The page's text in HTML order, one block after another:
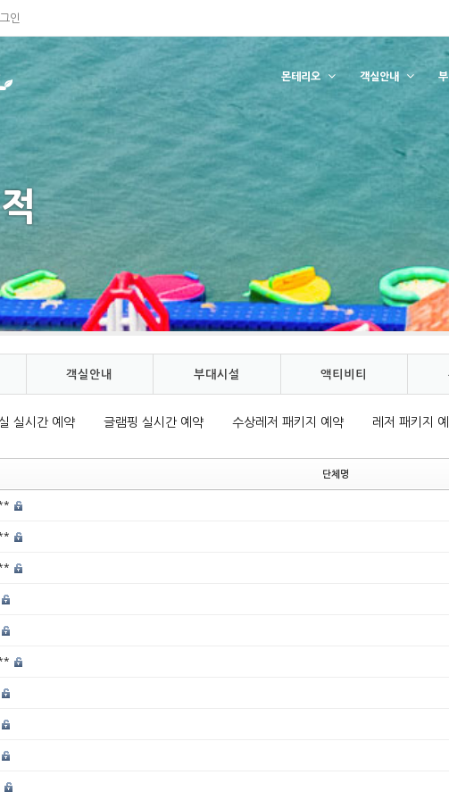
인
몬테리오 객실안내
객실안내 부대시설 액티비티
실시간 예약 글램핑 실시간 예약 수상레저 패키지 예약 레저 패키지
단체명
치북5